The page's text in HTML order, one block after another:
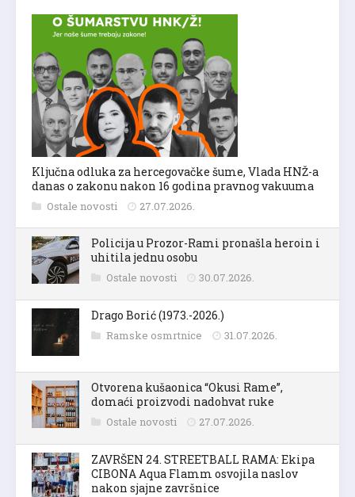
Ključna odluka za hercegovačke šume, Vlada HNŽ-a
danas o zakonu nakon 16 godina pravnog vakuuma
Ostale novosti 27.07.2026.
Policija u Prozor-Rami pronašla heroin i
uhitila jednu osobu
Ostale novosti 30.07.2026.
Drago Borić (1973.-2026.)
Ramske osmrtnice 31.07.2026.
Otvorena kušaonica “Okusi Rame”,
domaći proizvodi nadohvat ruke
Ostale novosti 27.07.2026.
ZAVRŠEN 24. STREETBALL RAMA: Ekipa
CIBONA Aqua Flamm osvojila naslov
nakon sjajne završnice